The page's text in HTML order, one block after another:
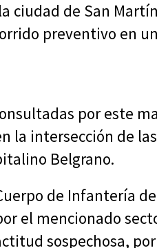
ciudad de San
preventivo en
por este
la intersección de
Belgrano.
de Infantería
el mencionado
sospechosa,